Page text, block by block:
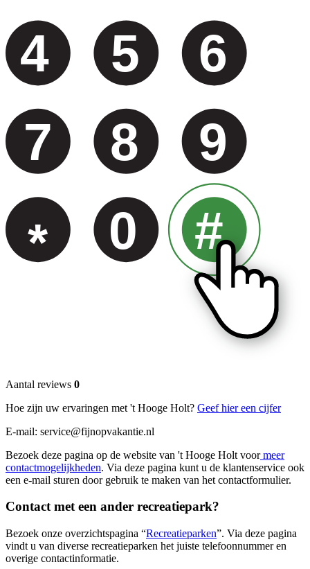
4 5
6
7
8 9
* 0 #
Aantal reviews 0
Hoe zijn uw ervaringen met 't Hooge Holt? Geef hier een cijfer
E-mail: service@fijnopvakantie.nl
Bezoek deze pagina op de website van 't Hooge Holt voormeer
contactmogelijkheden. Via deze pagina kunt u de klantenservice ook
een e-mail sturen door gebruik te maken van het contactformulier.
Contact met een ander recreatiepark?
Bezoek onze overzichtspagina “Recreatieparken”. Via deze pagina
vindt u van diverse recreatieparken het juiste telefoonnummer en
overige contactinformatie.